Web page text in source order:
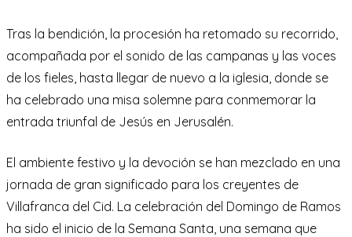
Tras la bendición, la procesión ha retomado su recorrido,
acompañada por el sonido de las campanas y las voces
de los fieles, hasta llegar de nuevo a la iglesia, donde se
ha celebrado una misa solemne para conmemorar la
entrada triunfal de Jesús en Jerusalén.
El ambiente festivo y la devoción se han mezclado en una
jornada de gran significado para los creyentes de
Villafranca del Cid. La celebración del Domingo de Ramos
ha sido el inicio de la Semana Santa, una semana que